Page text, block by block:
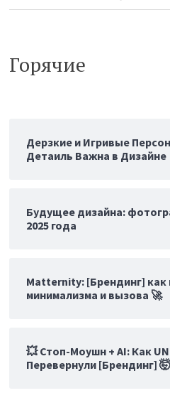
Горячие
Дерзкие и Игривые
Детаиль Важна в Дизайне
Будущее дизайна:
2025 года
Matternity: [Брендинг] как
минимализма и вызова 🚀
💥 Стоп-Моушн + AI: Как
Перевернули [Брендинг] 🤯